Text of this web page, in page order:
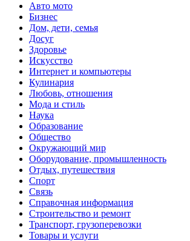
Авто мото
Бизнес
Дом, дети, семья
Досуг
Здоровье
Искусство
Интернет и компьютеры
Кулинария
Любовь, отношения
Мода и стиль
Наука
Образование
Общество
Окружающий мир
Оборудование, промышленность
Отдых, путешествия
Спорт
Связь
Справочная информация
Строительство и ремонт
Транспорт, грузоперевозки
Товары и услуги